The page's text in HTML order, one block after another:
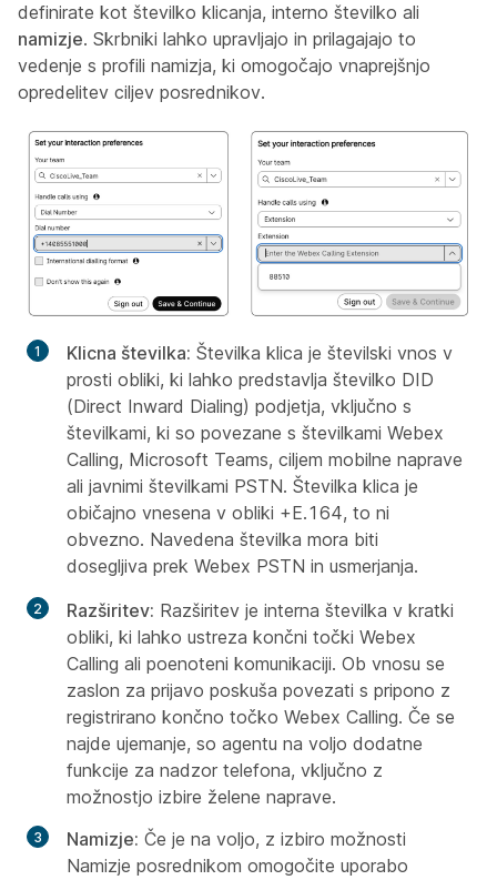
definirate kot številko klicanja, interno številko ali
namizje. Skrbniki lahko upravljajo in prilagajajo to
vedenje s profili namizja, ki omogočajo vnaprejšnjo
opredelitev ciljev posrednikov.
Klicna številka: Številka klica je številski vnos v
prosti obliki, ki lahko predstavlja številko DID
(Direct Inward Dialing) podjetja, vključno s
številkami, ki so povezane s številkami Webex
Calling, Microsoft Teams, ciljem mobilne naprave
ali javnimi številkami PSTN. Številka klica je
običajno vnesena v obliki +E.164, to ni
obvezno. Navedena številka mora biti
dosegljiva prek Webex PSTN in usmerjanja.
Razširitev: Razširitev je interna številka v kratki
obliki, ki lahko ustreza končni točki Webex
Calling ali poenoteni komunikaciji. Ob vnosu se
zaslon za prijavo poskuša povezati s pripono z
registrirano končno točko Webex Calling. Če se
najde ujemanje, so agentu na voljo dodatne
funkcije za nadzor telefona, vključno z
možnostjo izbire želene naprave.
Namizje: Če je na voljo, z izbiro možnosti
Namizje posrednikom omogočite uporabo